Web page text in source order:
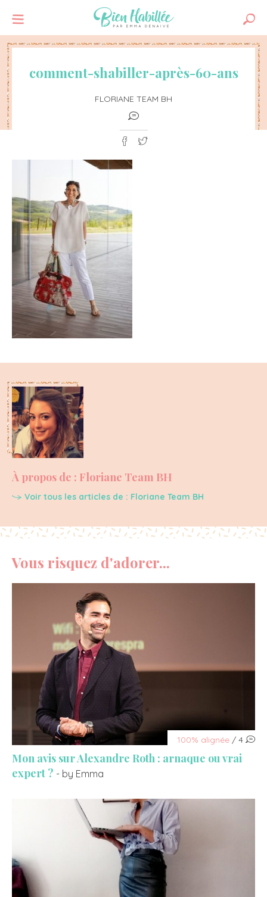
comment-shabiller-après-60-ans
FLORIANE TEAM BH
À propos de : Floriane Team BH
Voir tous les articles de : Floriane Team BH
Vous risquez d'adorer...
100% alignée / 4
Mon avis sur Alexandre Roth : arnaque ou vrai
expert ? - by Emma